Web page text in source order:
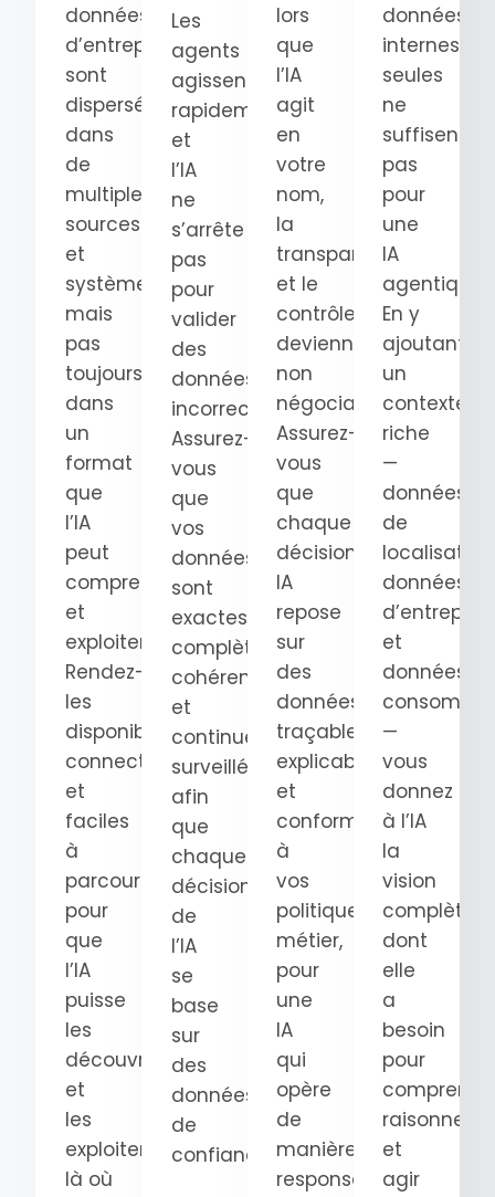
données
d’entreprise
sont
dispersées
dans
de
multiples
sources
et
systèmes,
mais
pas
toujours
dans
un
format
que
l’IA
peut
comprendre
et
exploiter.
Rendez-
les
disponibles,
connectées
et
faciles
à
parcourir
pour
que
l’IA
puisse
les
découvrir
et
les
exploiter
là où
Les
agents
agissent
rapidement
et
l’IA
ne
s’arrête
pas
pour
valider
des
données
incorrectes.
Assurez-
vous
que
vos
données
sont
exactes,
complètes,
cohérentes
et
continuellement
surveillées
afin
que
chaque
décision
de
l’IA
se
base
sur
des
données
de
confiance.
lors
que
l’IA
agit
en
votre
nom,
la
transparence
et le
contrôle
deviennent
non
négociables.
Assurez-
vous
que
chaque
décision
IA
repose
sur
des
données
traçables,
explicables
et
conformes
à
vos
politiques
métier,
pour
une
IA
qui
opère
de
manière
responsable.
données
internes
seules
ne
suffisent
pas
pour
une
IA
agentique.
En y
ajoutant
un
contexte
riche
—
données
de
données
et
données
—
vous
donnez
à l’IA
la
vision
complète
dont
elle
a
besoin
pour
raisonner
et
agir